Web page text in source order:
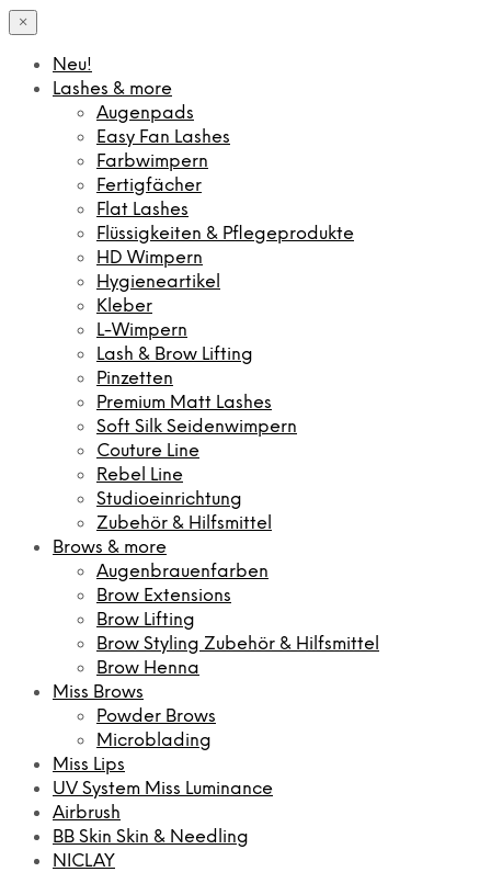
×
Neu!
Lashes & more
Augenpads
Easy Fan Lashes
Farbwimpern
Fertigfächer
Flat Lashes
Flüssigkeiten & Pflegeprodukte
HD Wimpern
Hygieneartikel
Kleber
L-Wimpern
Lash & Brow Lifting
Pinzetten
Premium Matt Lashes
Soft Silk Seidenwimpern
Couture Line
Rebel Line
Studioeinrichtung
Zubehör & Hilfsmittel
Brows & more
Augenbrauenfarben
Brow Extensions
Brow Lifting
Brow Styling Zubehör & Hilfsmittel
Brow Henna
Miss Brows
Powder Brows
Microblading
Miss Lips
UV System Miss Luminance
Airbrush
BB Skin Skin & Needling
NICLAY